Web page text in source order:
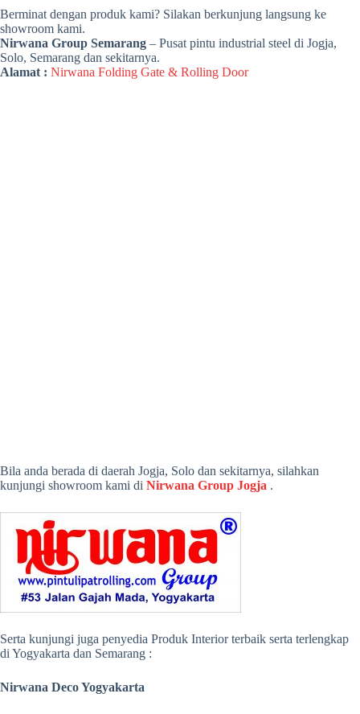
Berminat dengan produk kami? Silakan berkunjung langsung ke
showroom kami.
Nirwana Group Semarang – Pusat pintu industrial steel di Jogja,
Solo, Semarang dan sekitarnya.
Alamat : Nirwana Folding Gate & Rolling Door
Bila anda berada di daerah Jogja, Solo dan sekitarnya, silahkan
kunjungi showroom kami di Nirwana Group Jogja .
Serta kunjungi juga penyedia Produk Interior terbaik serta terlengkap
di Yogyakarta dan Semarang :
Nirwana Deco Yogyakarta